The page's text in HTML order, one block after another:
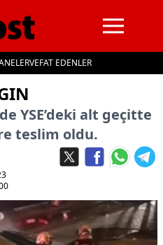
VEFAT EDENLER
YSE’deki alt geçitte
teslim oldu.